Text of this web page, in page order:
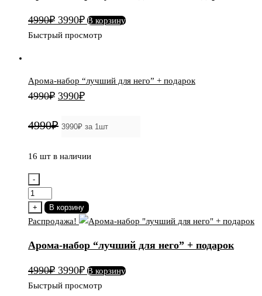
нее"
+
4990₽ Первоначальная
цена
3990₽Текущая
цена:
В корзину
Быстрый просмотр
Арома-набор “лучший для него” + подарок
4990₽ Первоначальная
составляла
3990₽Текущая
3990₽.
4990₽
16 шт в наличии
-
Количество
товара
Арома-
"лучший
него"
+
+ В корзину
Распродажа!
Арома-набор “лучший для него” + подарок
4990₽ Первоначальная
цена
3990₽Текущая
цена:
В корзину
Быстрый просмотр